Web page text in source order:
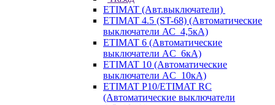
ETIMAT (Авт.выключатели)
ETIMAT 4.5 (ST-68) (Автоматические
выключатели АС_4,5кА)
ETIMAT 6 (Автоматические
выключатели AC_6кА)
ETIMAT 10 (Автоматические
выключатели AC_10кА)
ETIMAT P10/ETIMAT RC
(Автоматические выключатели